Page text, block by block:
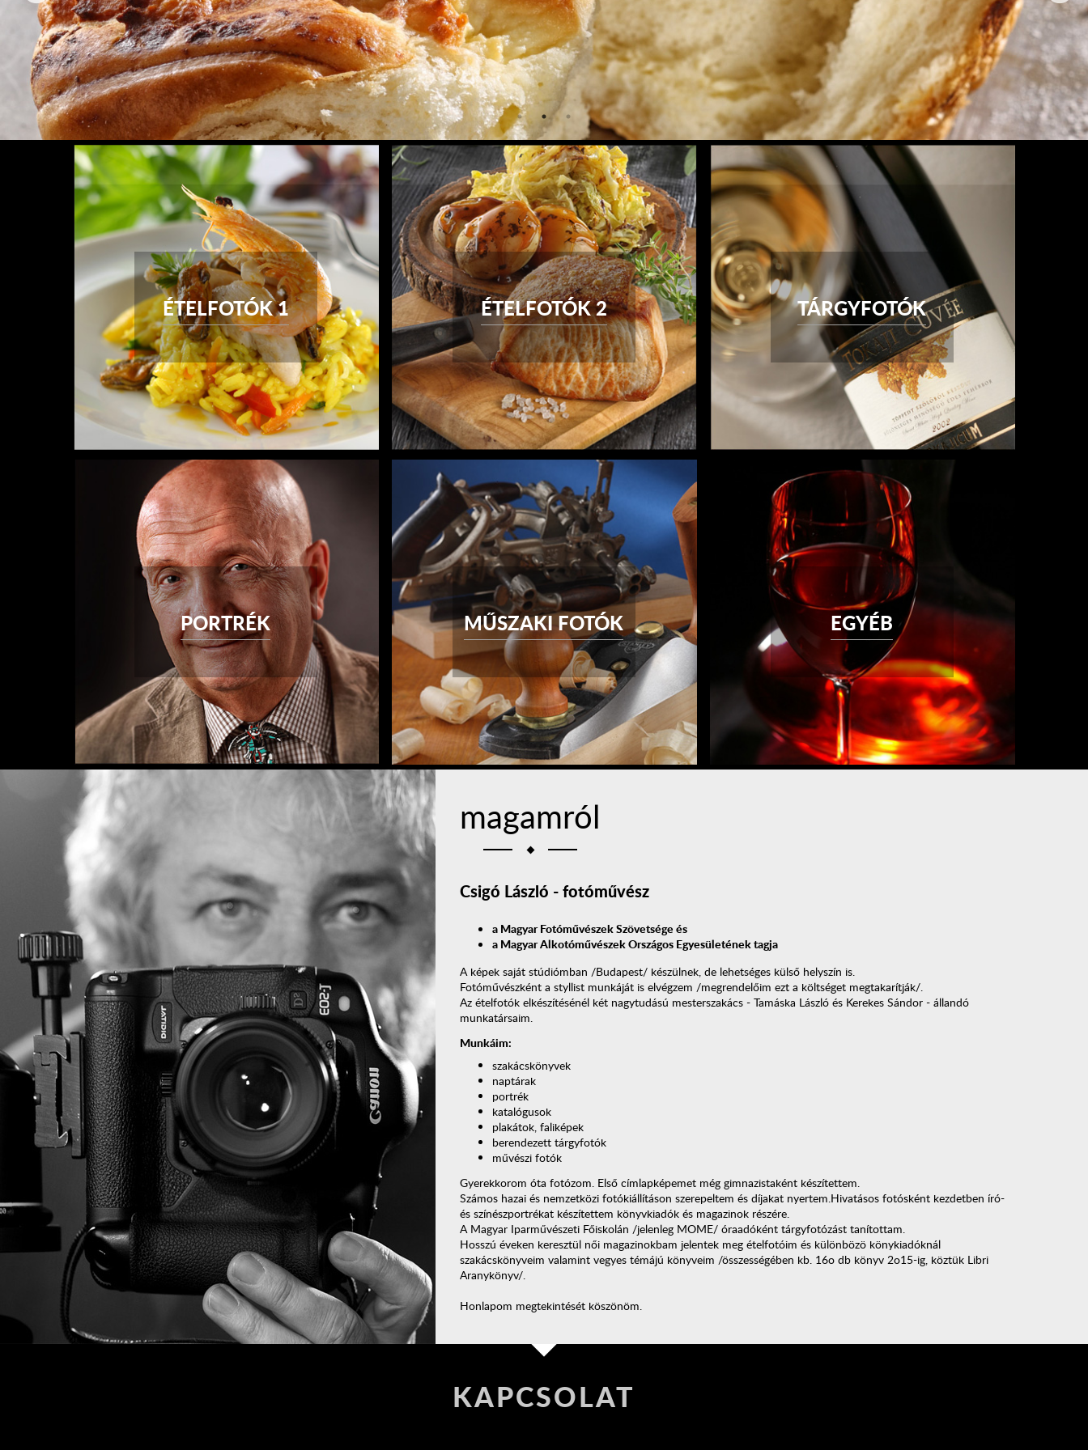
ÉTELFOTÓK 1 ÉTELFOTÓK 2 TÁRGYFOTÓK
PORTRÉK MŰSZAKI FOTÓK EGYÉB
magamról
Csigó László - fotóművész
a Magyar Fotóművészek Szövetsége és
a Magyar Alkotóművészek Országos Egyesületének tagja
A képek saját stúdiómban /Budapest/ készülnek, de lehetséges külső helyszín is.
Fotóművészként a styllist munkáját is elvégzem /megrendelőim ezt a költséget megtakarítják/.
Az ételfotók elkészítésénél két nagytudású mesterszakács - Tamáska László és Kerekes Sándor - állandó
munkatársaim.
Munkáim:
szakácskönyvek
naptárak
portrék
katalógusok
plakátok, faliképek
berendezett tárgyfotók
művészi fotók
Gyerekkorom óta fotózom. Első címlapképemet még gimnazistaként készítettem.
Számos hazai és nemzetközi fotókiállításon szerepeltem és díjakat nyertem.Hivatásos fotósként kezdetben író-
és színészportrékat készítettem könyvkiadók és magazinok részére.
A Magyar Iparművészeti Főiskolán /jelenleg MOME/ óraadóként tárgyfotózást tanítottam.
Hosszú éveken keresztül női magazinokbam jelentek meg ételfotóim és különbözö könykiadóknál
szakácskönyveim valamint vegyes témájú könyveim /összességében kb. 16o db könyv 2o15-ig, köztük Libri
Aranykönyv/.
Honlapom megtekintését köszönöm.
KAPCSOLAT